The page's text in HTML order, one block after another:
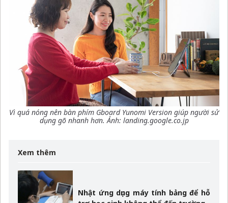
Vì quá nóng nên bàn phím Gboard Yunomi Version giúp người sử
dụng gõ nhanh hơn. Ảnh: landing.google.co.jp
Xem thêm
Nhật ứng dụng máy tính bảng để hỗ